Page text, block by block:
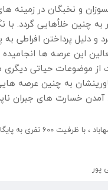
و نخبگان در زمینه
چنین خلأهایی گردد. با
و دلیل پرداختن افراطی
این عرصه ها
از موضوعات حیاتی دیگری
به چنین عرصه
خسارت های جبران
تزریق واکسیناسیون تبدیل شده است
پور